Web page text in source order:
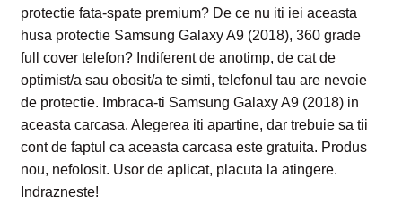
protectie fata-spate premium? De ce nu iti iei aceasta
husa protectie Samsung Galaxy A9 (2018), 360 grade
full cover telefon? Indiferent de anotimp, de cat de
optimist/a sau obosit/a te simti, telefonul tau are nevoie
de protectie. Imbraca-ti Samsung Galaxy A9 (2018) in
aceasta carcasa. Alegerea iti apartine, dar trebuie sa tii
cont de faptul ca aceasta carcasa este gratuita. Produs
nou, nefolosit. Usor de aplicat, placuta la atingere.
Indrazneste!